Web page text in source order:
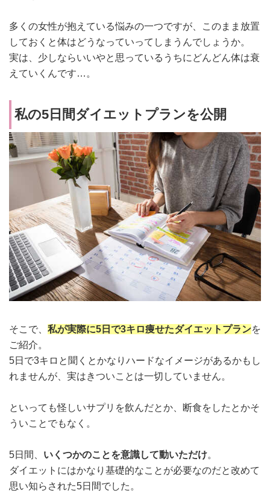
多くの女性が抱えている悩みの一つですが、このまま放置
しておくと体はどうなっていってしまうんでしょうか。
実は、少しならいいやと思っているうちにどんどん体は衰
えていくんです…。
私の5日間ダイエットプランを公開
そこで、 私が実際に5日で3キロ痩せたダイエットプランを
ご紹介。
5日で3キロと聞くとかなりハードなイメージがあるかもし
れませんが、実はきついことは一切していません。
といっても怪しいサプリを飲んだとか、断食をしたとかそ
ういことでもなく。
5日間、 いくつかのことを意識して動いただけ。
ダイエットにはかなり基礎的なことが必要なのだと改めて
思い知らされた5日間でした。